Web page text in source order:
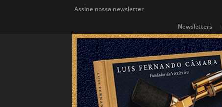
Assine nossa newsletter
Newsletters